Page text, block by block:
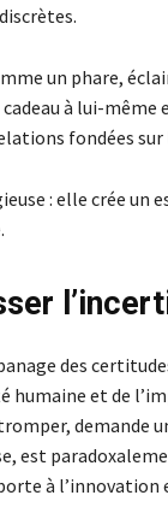
un phare,
à lui-même
fondées sur
: elle crée un
des
humaine et de
demande
est
à